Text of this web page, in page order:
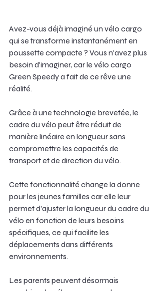
Avez-vous déjà imaginé un vélo cargo
qui se transforme instantanément en
poussette compacte ? Vous n'avez plus
besoin d'imaginer, car le vélo cargo
Green Speedy a fait de ce rêve une
réalité.
Grâce à une technologie brevetée, le
cadre du vélo peut être réduit de
manière linéaire en longueur sans
compromettre les capacités de
transport et de direction du vélo.
Cette fonctionnalité change la donne
pour les jeunes familles car elle leur
permet d'ajuster la longueur du cadre du
vélo en fonction de leurs besoins
spécifiques, ce qui facilite les
déplacements dans différents
environnements.
Les parents peuvent désormais